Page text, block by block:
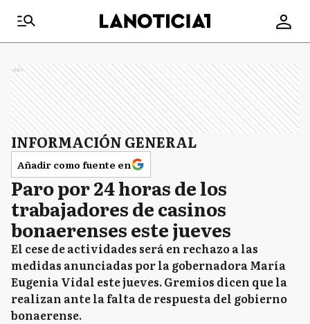
Ads
INFORMACIÓN GENERAL
Añadir como fuente en
Paro por 24 horas de los
trabajadores de casinos
bonaerenses este jueves
El cese de actividades será en rechazo a las
medidas anunciadas por la gobernadora María
Eugenia Vidal este jueves. Gremios dicen que la
realizan ante la falta de respuesta del gobierno
bonaerense.